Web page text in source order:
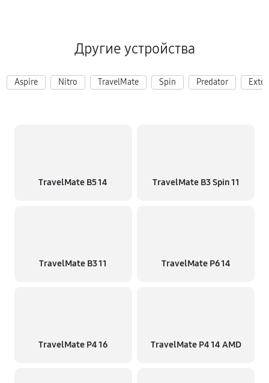
Другие устройства
Aspire Nitro TravelMate Spin Predator
TravelMate B5 14 TravelMate B3 Spin 11
TravelMate B3 11 TravelMate P6 14
TravelMate P4 16 TravelMate P4 14 AMD